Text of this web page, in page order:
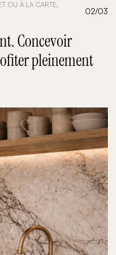
OU À LA CARTE,
02/03
Concevoir
pleinement